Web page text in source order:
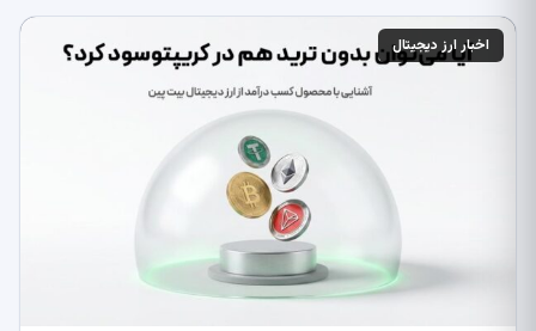
اخبار ارز دیجیتال